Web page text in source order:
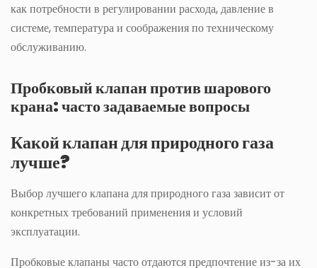
как потребности в регулировании расхода, давление в
системе, температура и соображения по техническому
обслуживанию.
Пробковый клапан против шарового
крана: часто задаваемые вопросы
Какой клапан для природного газа
лучше?
Выбор лучшего клапана для природного газа зависит от
конкретных требований применения и условий
эксплуатации.
Пробковые клапаны часто отдаются предпочтение из-за их